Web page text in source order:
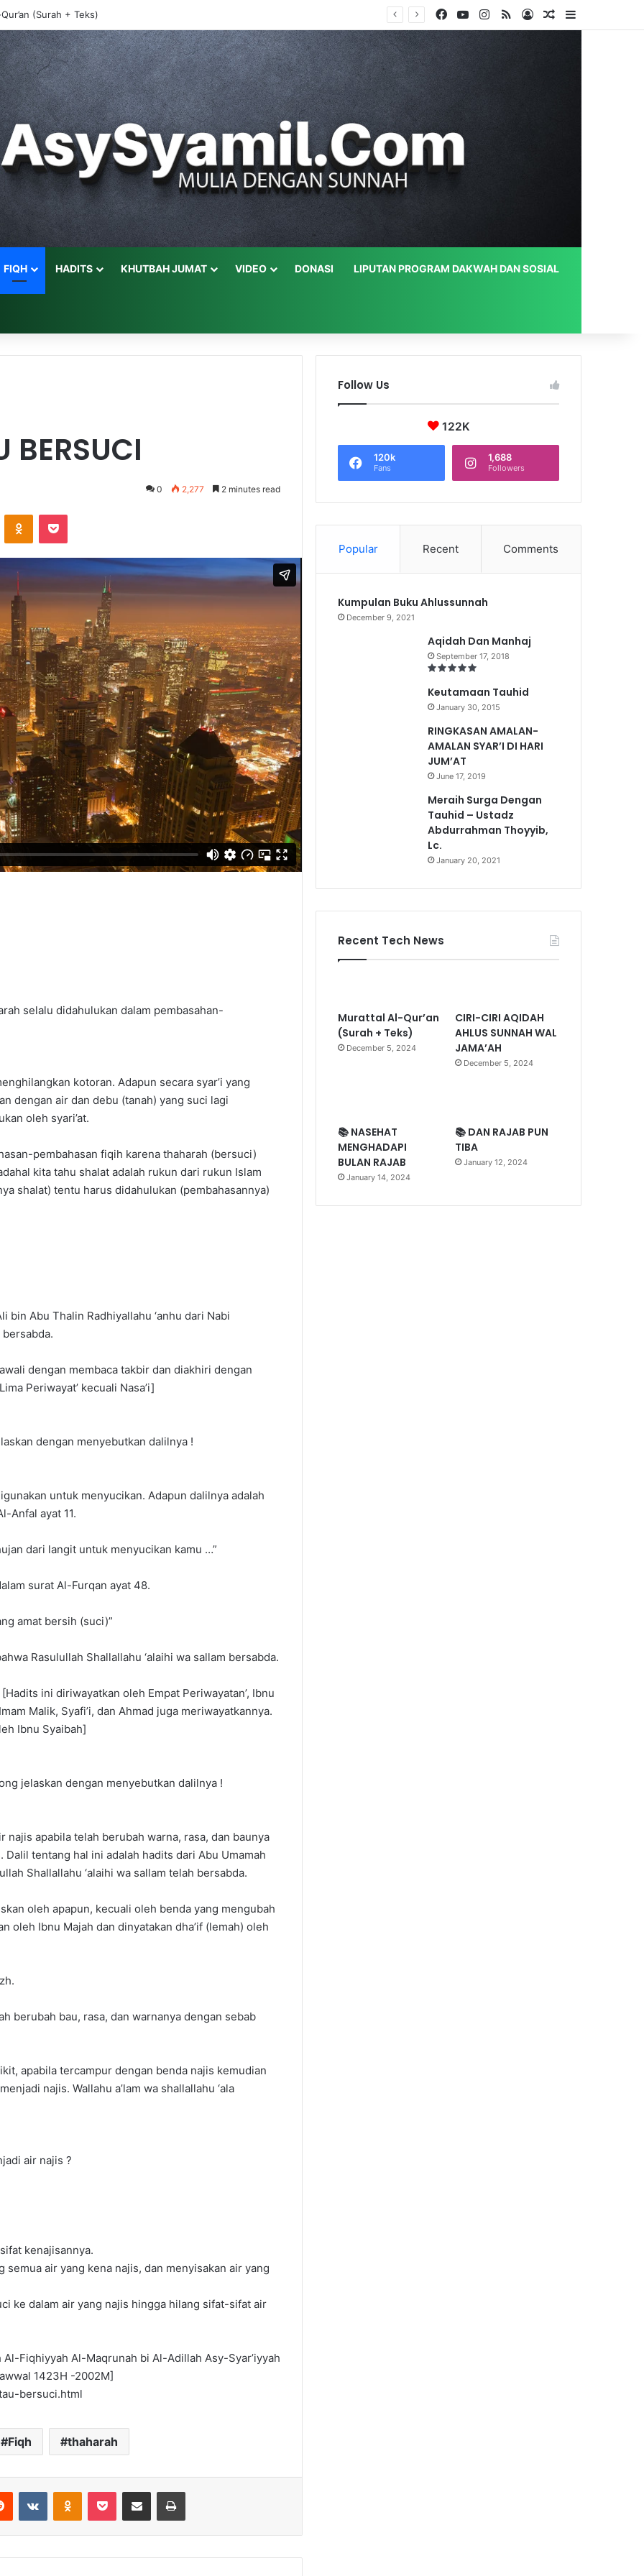
AHLUS SUNNAH WAL JAMA’AH FacebookYouTubeInstagram
RSS Log InRandom Article
FIQH HADITS KHUTBAH JUMAT VIDEO DONASI LIPUTAN PROGRAM DAKWAH DAN SOSIAL
BERSUCI
0 2,277 2 minutes read
selalu didahulukan dalam pembasahan-
kotoran. Adapun secara syar’i yang
dengan air dan debu (tanah) yang suci lagi
oleh syari’at.
pembahasan fiqih karena thaharah (bersuci)
kita tahu shalat adalah rukun dari rukun Islam
shalat) tentu harus didahulukan (pembahasannya)
bin Abu Thalin Radhiyallahu ‘anhu dari Nabi
bersabda.
dengan membaca takbir dan diakhiri dengan
Periwayat’ kecuali Nasa’i]
dengan menyebutkan dalilnya !
untuk menyucikan. Adapun dalilnya adalah
Anfal ayat 11.
dari langit untuk menyucikan kamu …”
surat Al-Furqan ayat 48.
amat bersih (suci)”
Rasulullah Shallallahu ‘alaihi wa sallam bersabda.
ini diriwayatkan oleh Empat Periwayatan’, Ibnu
Malik, Syafi’i, dan Ahmad juga meriwayatkannya.
Ibnu Syaibah]
jelaskan dengan menyebutkan dalilnya !
apabila telah berubah warna, rasa, dan baunya
tentang hal ini adalah hadits dari Abu Umamah
Shallallahu ‘alaihi wa sallam telah bersabda.
oleh apapun, kecuali oleh benda yang mengubah
oleh Ibnu Majah dan dinyatakan dha’if (lemah) oleh
berubah bau, rasa, dan warnanya dengan sebab
apabila tercampur dengan benda najis kemudian
najis. Wallahu a’lam wa shallallahu ‘ala
air najis ?
kenajisannya.
semua air yang kena najis, dan menyisakan air yang
ke dalam air yang najis hingga hilang sifat-sifat air
Fiqhiyyah Al-Maqrunah bi Al-Adillah Asy-Syar’iyyah
1423H -2002M]
bersuci.html
Fiqh thaharah
Follow Us
122K
120k
Fans
1,688
Followers
Popular Recent Comments
Kumpulan Buku Ahlussunnah
December 9, 2021
Aqidah Dan Manhaj
September 17, 2018
Keutamaan Tauhid
January 30, 2015
RINGKASAN AMALAN-
AMALAN SYAR’I DI HARI
JUM’AT
June 17, 2019
Meraih Surga Dengan
Tauhid – Ustadz
Abdurrahman Thoyyib,
Lc.
January 20, 2021
Recent Tech News
Murattal Al-Qur’an
(Surah + Teks)
December 5, 2024
CIRI-CIRI AQIDAH
AHLUS SUNNAH WAL
JAMA’AH
December 5, 2024
📚 NASEHAT
MENGHADAPI
BULAN RAJAB
January 14, 2024
📚 DAN RAJAB PUN
TIBA
January 12, 2024